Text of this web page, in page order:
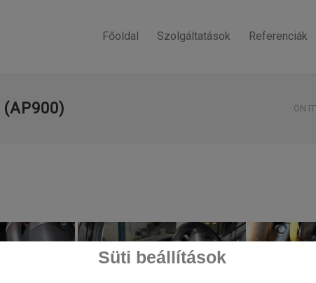
Süti beállítások
Főoldal Szolgáltatások Referenciák
(AP900) ÖN